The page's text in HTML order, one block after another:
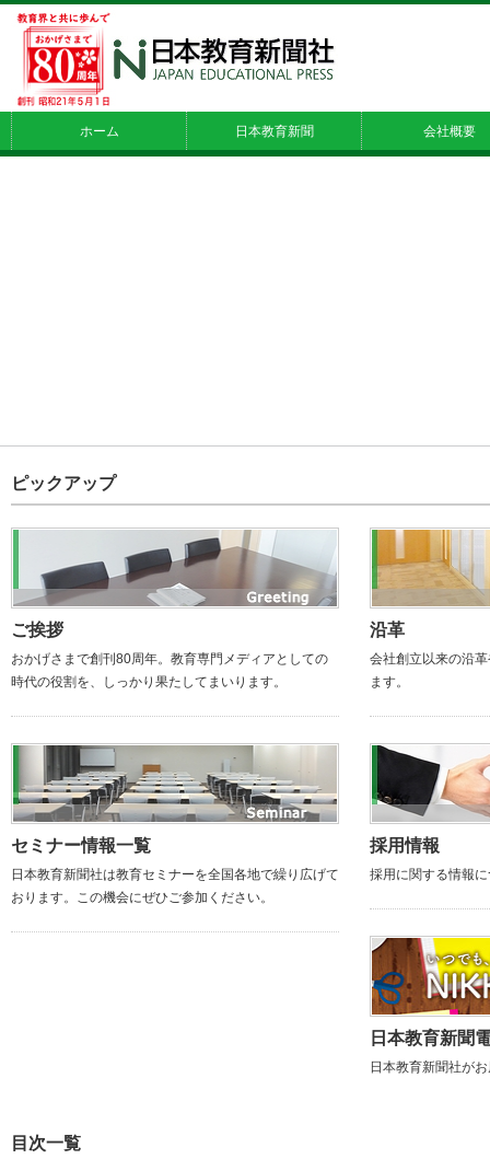
ホーム 日本教育新聞 会社概要
ピックアップ
ご挨拶
おかげさまで創刊80周年。教育専門メディアとしての
時代の役割を、しっかり果たしてまいります。
沿革
会社創立以来の沿
ます。
セミナー情報一覧
日本教育新聞社は教育セミナーを全国各地で繰り広げて
おります。この機会にぜひご参加ください。
採用情報
採用に関する情報
日本教育新聞
日本教育新聞社が
目次一覧